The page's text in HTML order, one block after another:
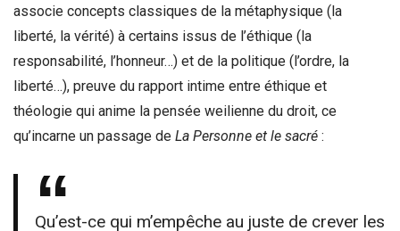
associe concepts classiques de la métaphysique (la
liberté, la vérité) à certains issus de l’éthique (la
responsabilité, l’honneur…) et de la politique (l’ordre, la
liberté…), preuve du rapport intime entre éthique et
théologie qui anime la pensée weilienne du droit, ce
qu’incarne un passage de La Personne et le sacré :
Qu’est-ce qui m’empêche au juste de crever les